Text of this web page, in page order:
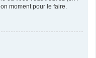
moment pour le faire.